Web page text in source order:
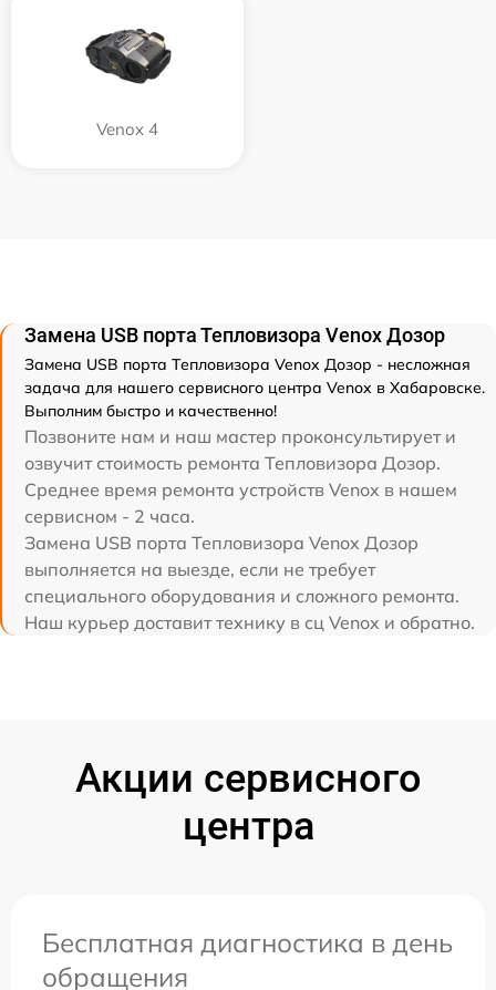
Venox 4
Замена USB порта Тепловизора Venox Дозор
Замена USB порта Тепловизора Venox Дозор - несложная
задача для нашего сервисного центра Venox в Хабаровске.
Выполним быстро и качественно!
Позвоните нам и наш мастер проконсультирует и
озвучит стоимость ремонта Тепловизора Дозор.
Среднее время ремонта устройств Venox в нашем
сервисном - 2 часа.
Замена USB порта Тепловизора Venox Дозор
выполняется на выезде, если не требует
специального оборудования и сложного ремонта.
Наш курьер доставит технику в сц Venox и обратно.
Акции сервисного
центра
Бесплатная диагностика в день
обращения